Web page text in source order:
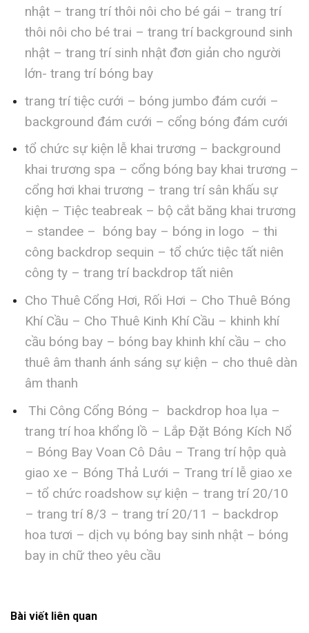
nhật – trang trí thôi nôi cho bé gái – trang trí
thôi nôi cho bé trai – trang trí background sinh
nhật – trang trí sinh nhật đơn giản cho người
lớn- trang trí bóng bay
trang trí tiệc cưới – bóng jumbo đám cưới –
background đám cưới – cổng bóng đám cưới
tổ chức sự kiện lễ khai trương – background
khai trương spa – cổng bóng bay khai trương –
cổng hơi khai trương – trang trí sân khấu sự
kiện – Tiệc teabreak – bộ cắt băng khai trương
– standee – bóng bay – bóng in logo – thi
công backdrop sequin – tổ chức tiệc tất niên
công ty – trang trí backdrop tất niên
Cho Thuê Cổng Hơi, Rối Hơi – Cho Thuê Bóng
Khí Cầu – Cho Thuê Kinh Khí Cầu – khinh khí
cầu bóng bay – bóng bay khinh khí cầu – cho
thuê âm thanh ánh sáng sự kiện – cho thuê dàn
âm thanh
Thi Công Cổng Bóng – backdrop hoa lụa –
trang trí hoa khổng lồ – Lắp Đặt Bóng Kích Nổ
– Bóng Bay Voan Cô Dâu – Trang trí hộp quà
giao xe – Bóng Thả Lưới – Trang trí lễ giao xe
– tổ chức roadshow sự kiện – trang trí 20/10
– trang trí 8/3 – trang trí 20/11 – backdrop
hoa tươi – dịch vụ bóng bay sinh nhật – bóng
bay in chữ theo yêu cầu
Bài viết liên quan